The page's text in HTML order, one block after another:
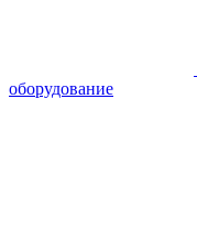
оборудование